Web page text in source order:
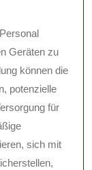
Geräten zu
können die
potenzielle
für
sich mit